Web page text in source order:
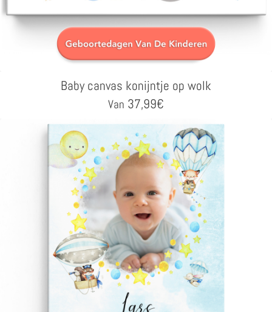
Baby canvas konijntje op wolk
Van 37,99€